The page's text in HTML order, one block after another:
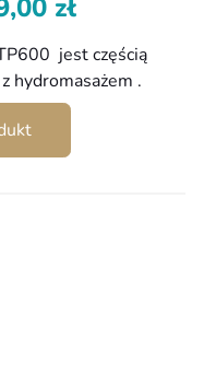
zł.
zł
zł.
jest częścią
hydromasażem .